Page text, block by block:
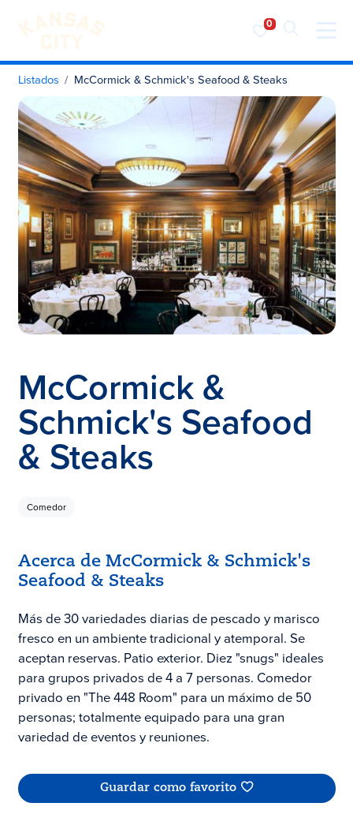
Visita KC
Ir al contenido
Listados McCormick & Schmick's Seafood & Steaks
McCormick &
Schmick's Seafood
& Steaks
Comedor
Acerca de McCormick & Schmick's
Seafood & Steaks
Más de 30 variedades diarias de pescado y marisco
fresco en un ambiente tradicional y atemporal. Se
aceptan reservas. Patio exterior. Diez "snugs" ideales
para grupos privados de 4 a 7 personas. Comedor
privado en "The 448 Room" para un máximo de 50
personas; totalmente equipado para una gran
variedad de eventos y reuniones.
Guardar como favorito